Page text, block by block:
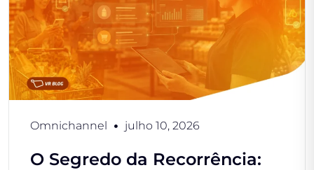
Omnichannel julho 10, 2026
O Segredo da Recorrência: